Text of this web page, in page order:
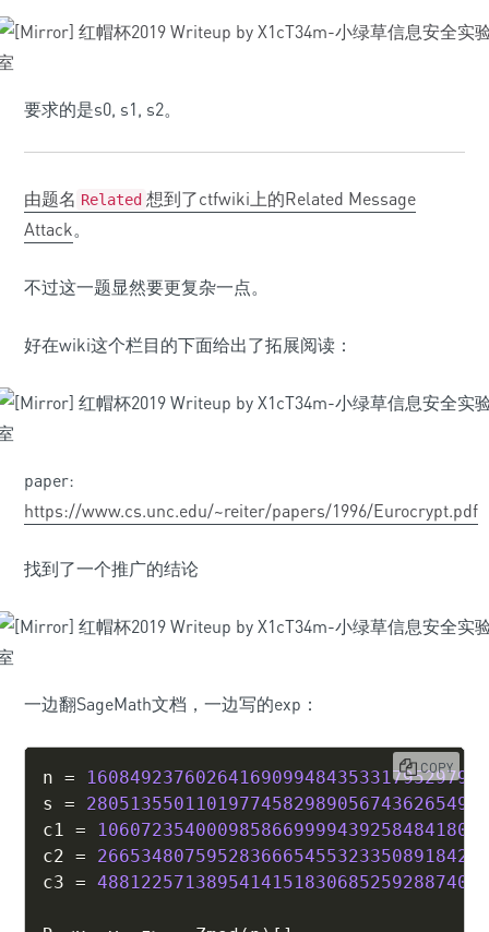
要求的是s0, s1, s2。
由题名 Related 想到了ctfwiki上的Related Message
Attack。
不过这一题显然要更复杂一点。
好在wiki这个栏目的下面给出了拓展阅读：
paper:
https://www.cs.unc.edu/~reiter/papers/1996/Eurocrypt.pdf
找到了一个推广的结论
一边翻SageMath文档，一边写的exp：
n =
s =
c1 =
c2 =
c3 =
COPY